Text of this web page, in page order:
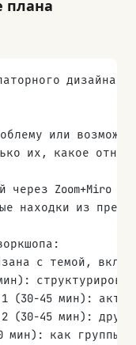
плана
дизайна.
или
их, какое
Zoom+Miro /
находки из
с темой,
(30-45 мин):
(30-45 мин):
как группы